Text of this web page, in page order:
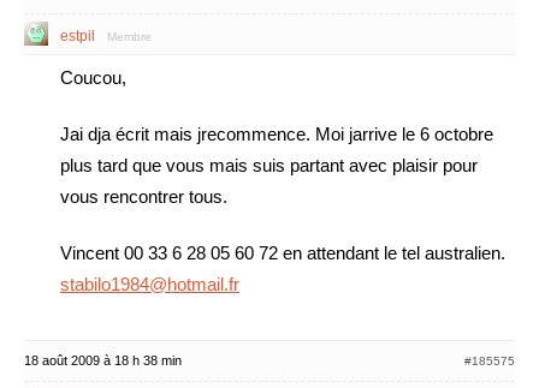
estpil Membre
Coucou,
Jai dja écrit mais jrecommence. Moi jarrive le 6 octobre
plus tard que vous mais suis partant avec plaisir pour
vous rencontrer tous.
Vincent 00 33 6 28 05 60 72 en attendant le tel australien.
stabilo1984@hotmail.fr
18 août 2009 à 18 h 38 min #185575